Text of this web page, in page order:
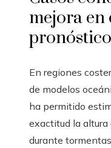
mejora en
pronóstico
En regiones
de modelos
ha permitido
exactitud la altura
durante